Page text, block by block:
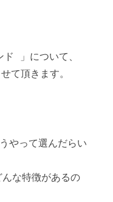
」について、
て頂きます。
やって選んだらい
な特徴があるの